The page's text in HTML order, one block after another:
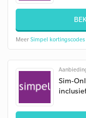
Meer Simpel kortingscodes
Sim-